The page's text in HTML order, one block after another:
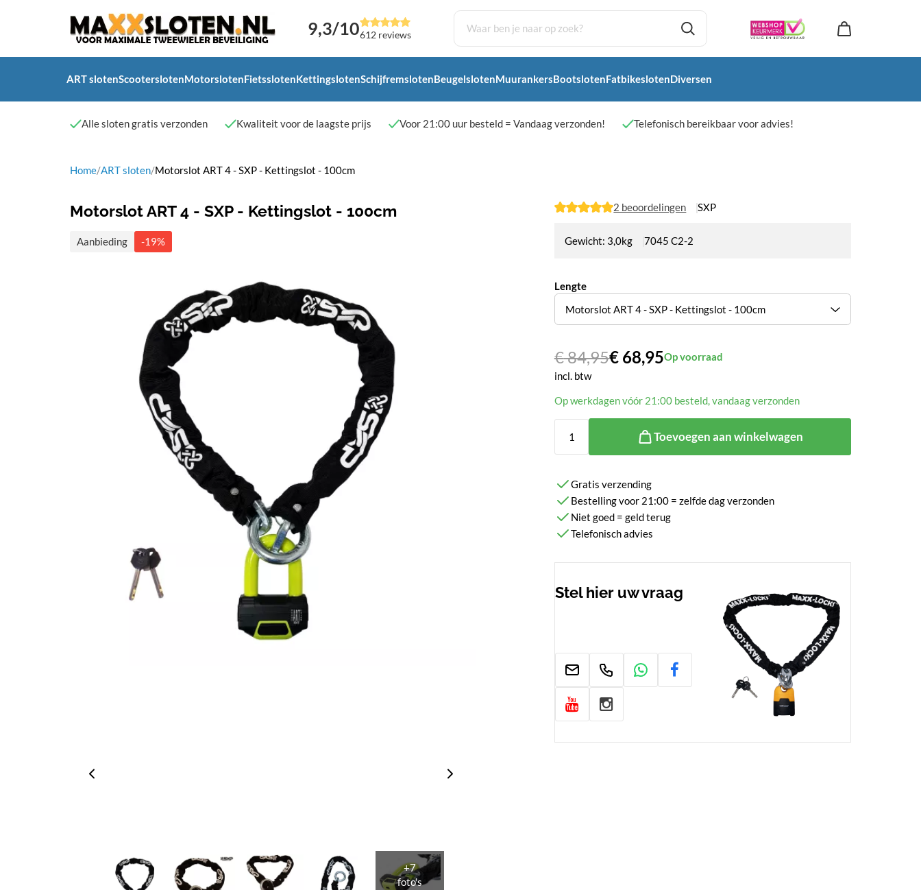
9,3/10612 reviews
ART slotenScooterslotenMotorslotenFietsslotenKettingslotenSchijfremslotenBeugelslotenMuurankersBootslotenFatbikeslotenDiversen
Alle sloten gratis verzonden Kwaliteit voor de laagste prijs Voor 21:00 uur besteld = Vandaag verzonden! Telefonisch bereikbaar voor advies!
Home/ART sloten/Motorslot ART 4 - SXP - Kettingslot - 100cm
Motorslot ART 4 - SXP - Kettingslot - 100cm
Aanbieding -19%
2 beoordelingen SXP
Gewicht: 3,0kg 7045 C2-2
Lengte
€84,95€68,95Op voorraad
incl. btw
Op werkdagen vóór 21:00 besteld, vandaag verzonden
Toevoegen aan winkelwagen
Gratis verzending
Bestelling voor 21:00 = zelfde dag verzonden
Niet goed = geld terug
Telefonisch advies
Stel hier uw vraag